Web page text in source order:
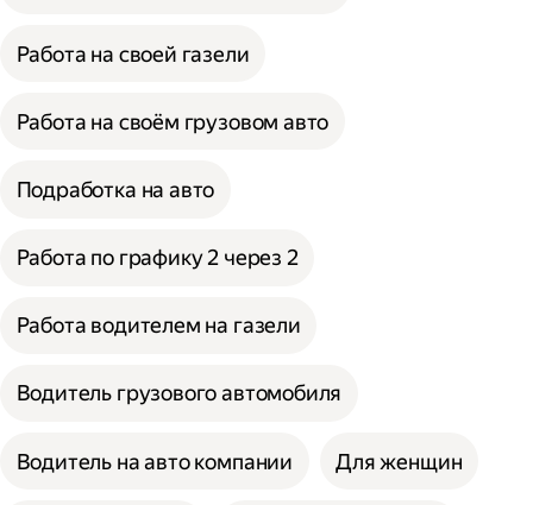
Работа на своей газели
Работа на своём грузовом авто
Подработка на авто
Работа по графику 2 через 2
Работа водителем на газели
Водитель грузового автомобиля
Водитель на авто компании Для женщин